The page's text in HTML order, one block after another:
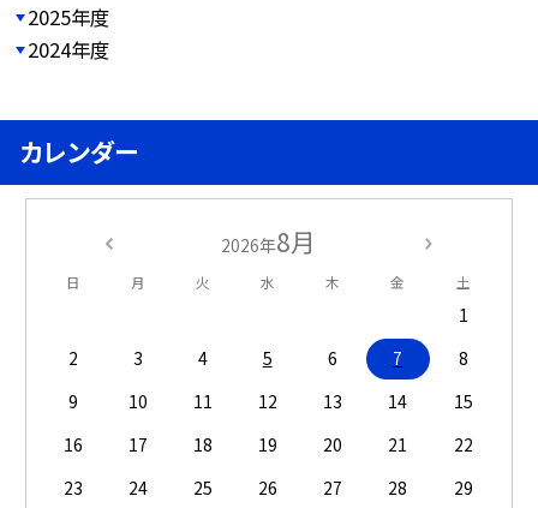
2025年度
2024年度
カレンダー
2026年8月
日 月 火 水 木 金 土
1
2
3 4 5 6 7
8
9
10 11 12 13 14
15
16
17 18 19 20 21
22
23
24 25 26 27 28
29